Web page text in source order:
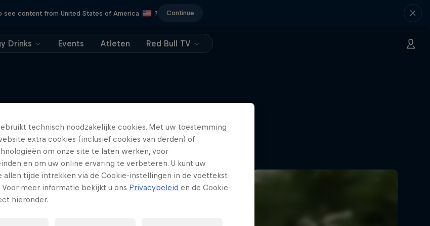
see content from United States of America ? Continue
Drinks Events Atleten Red Bull TV
Meer van dit
technisch noodzakelijke cookies. Met uw toestemming
extra cookies (inclusief cookies van derden) of
om onze site te laten werken, voor
en om uw online ervaring te verbeteren. U kunt uw
allen tijde intrekken via de Cookie-instellingen in de voettekst
Voor meer informatie bekijkt u ons Privacybeleid en de Cookie-
hieronder.